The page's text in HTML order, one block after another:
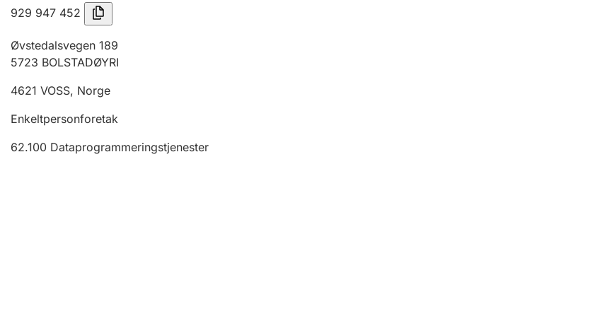
929 947 452
Øvstedalsvegen 189
5723 BOLSTADØYRI
4621 VOSS, Norge
Enkeltpersonforetak
62.100 Dataprogrammeringstjenester